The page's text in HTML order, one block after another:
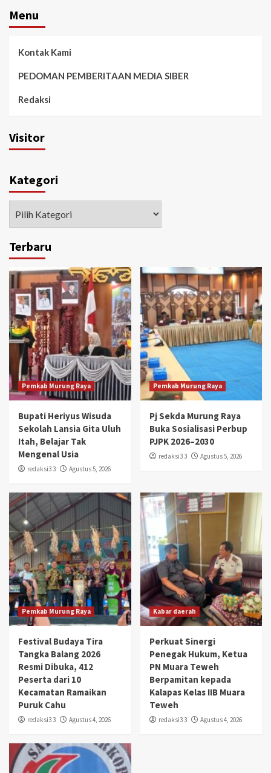
Menu
Kontak Kami
PEDOMAN PEMBERITAAN MEDIA SIBER
Redaksi
Visitor
Kategori
Terbaru
Pemkab Murung Raya
Bupati Heriyus Wisuda
Sekolah Lansia Gita Uluh
Itah, Belajar Tak
Mengenal Usia
redaksi3 3 Agustus 5, 2026
Pemkab Murung Raya
Pj Sekda Murung Raya
Buka Sosialisasi Perbup
PJPK 2026–2030
redaksi3 3 Agustus 5, 2026
Pemkab Murung Raya
Festival Budaya Tira
Tangka Balang 2026
Resmi Dibuka, 412
Peserta dari 10
Kecamatan Ramaikan
Puruk Cahu
redaksi3 3 Agustus 4, 2026
Kabar daerah
Perkuat Sinergi
Penegak Hukum, Ketua
PN Muara Teweh
Berpamitan kepada
Kalapas Kelas IIB Muara
Teweh
redaksi3 3 Agustus 4, 2026